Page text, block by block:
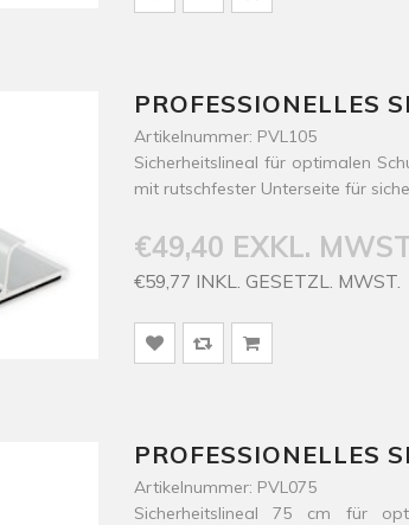
PROFESSIONELLES
Artikelnummer: PVL105
Sicherheitslineal für optimalen
mit rutschfester Unterseite für
€49,40 EXKL.
€59,77 INKL. GESETZL. MWST.
PROFESSIONELLES
Artikelnummer: PVL075
Sicherheitslineal 75 cm für